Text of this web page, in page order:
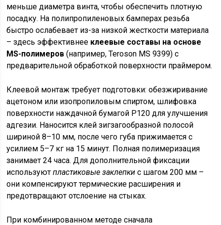
меньше диаметра винта, чтобы обеспечить плотную
посадку. На полипропиленовых бамперах резьба
быстро ослабевает из-за низкой жесткости материала
– здесь эффективнее клеевые составы на основе
MS-полимеров (например, Teroson MS 9399) с
предварительной обработкой поверхности праймером.
Клеевой монтаж требует подготовки: обезжиривание
ацетоном или изопропиловым спиртом, шлифовка
поверхности наждачной бумагой P120 для улучшения
адгезии. Наносится клей зигзагообразной полосой
шириной 8–10 мм, после чего губа прижимается с
усилием 5–7 кг на 15 минут. Полная полимеризация
занимает 24 часа. Для дополнительной фиксации
используютпластиковые заклепки с шагом 200 мм –
они компенсируют термические расширения и
предотвращают отслоение на стыках.
При комбинированном методе сначала